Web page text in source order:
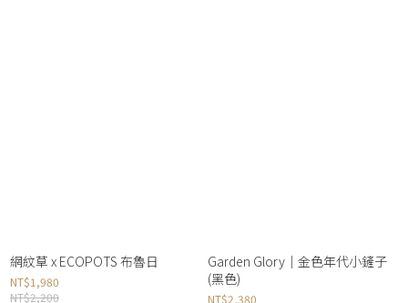
網紋草 x ECOPOTS 布魯日
NT$1,980
NT$2,200
Garden Glory｜金色年代小鏟子
(黑色)
NT$2,380